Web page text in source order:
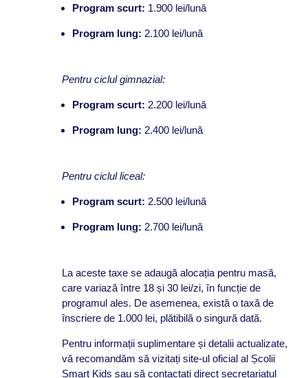
Program scurt: 1.900 lei/lună
Program lung: 2.100 lei/lună
Pentru ciclul gimnazial:
Program scurt: 2.200 lei/lună
Program lung: 2.400 lei/lună
Pentru ciclul liceal:
Program scurt: 2.500 lei/lună
Program lung: 2.700 lei/lună
La aceste taxe se adaugă alocația pentru masă,
care variază între 18 și 30 lei/zi, în funcție de
programul ales. De asemenea, există o taxă de
înscriere de 1.000 lei, plătibilă o singură dată.
Pentru informații suplimentare și detalii actualizate,
vă recomandăm să vizitați site-ul oficial al Școlii
Smart Kids sau să contactați direct secretariatul